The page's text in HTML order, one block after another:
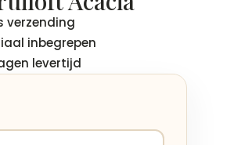
verzending
inbegrepen
levertijd